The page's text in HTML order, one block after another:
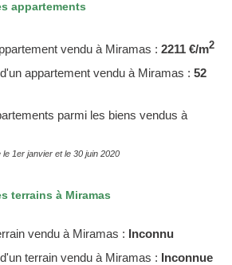
appartements
vendu à Miramas : 2211 €/m2
appartement vendu à Miramas : 52
parmi les biens vendus à
1er janvier et le 30 juin 2020
terrains à Miramas
vendu à Miramas : Inconnu
terrain vendu à Miramas : Inconnue